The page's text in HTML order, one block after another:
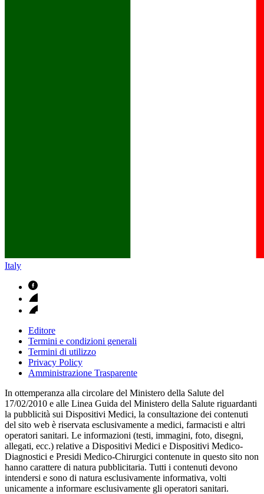
Italy
Editore
Termini e condizioni generali
Termini di utilizzo
Privacy Policy
Amministrazione Trasparente
In ottemperanza alla circolare del Ministero della Salute del
17/02/2010 e alle Linea Guida del Ministero della Salute riguardanti
la pubblicità sui Dispositivi Medici, la consultazione dei contenuti
del sito web è riservata esclusivamente a medici, farmacisti e altri
operatori sanitari. Le informazioni (testi, immagini, foto, disegni,
allegati, ecc.) relative a Dispositivi Medici e Dispositivi Medico-
Diagnostici e Presidi Medico-Chirurgici contenute in questo sito non
hanno carattere di natura pubblicitaria. Tutti i contenuti devono
intendersi e sono di natura esclusivamente informativa, volti
unicamente a informare esclusivamente gli operatori sanitari.